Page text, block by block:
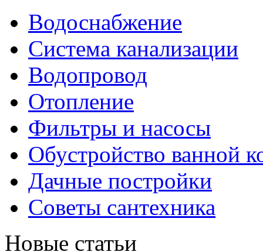
Водоснабжение
Система канализации
Водопровод
Отопление
Фильтры и насосы
Обустройство ванной
Дачные постройки
Советы сантехника
Новые статьи